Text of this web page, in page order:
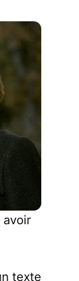
avoir
texte